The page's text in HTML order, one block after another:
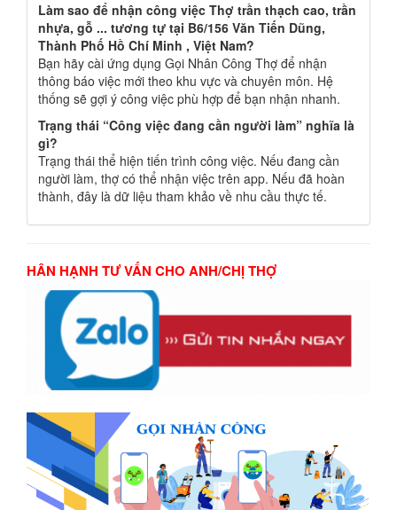
Làm sao để nhận công việc Thợ trần thạch cao, trần
nhựa, gỗ ... tương tự tại B6/156 Văn Tiến Dũng,
Thành Phố Hồ Chí Minh , Việt Nam?
Bạn hãy cài ứng dụng Gọi Nhân Công Thợ để nhận
thông báo việc mới theo khu vực và chuyên môn. Hệ
thống sẽ gợi ý công việc phù hợp để bạn nhận nhanh.
Trạng thái “Công việc đang cần người làm” nghĩa là
gì?
Trạng thái thể hiện tiến trình công việc. Nếu đang cần
người làm, thợ có thể nhận việc trên app. Nếu đã hoàn
thành, đây là dữ liệu tham khảo về nhu cầu thực tế.
HÂN HẠNH TƯ VẤN CHO ANH/CHỊ THỢ